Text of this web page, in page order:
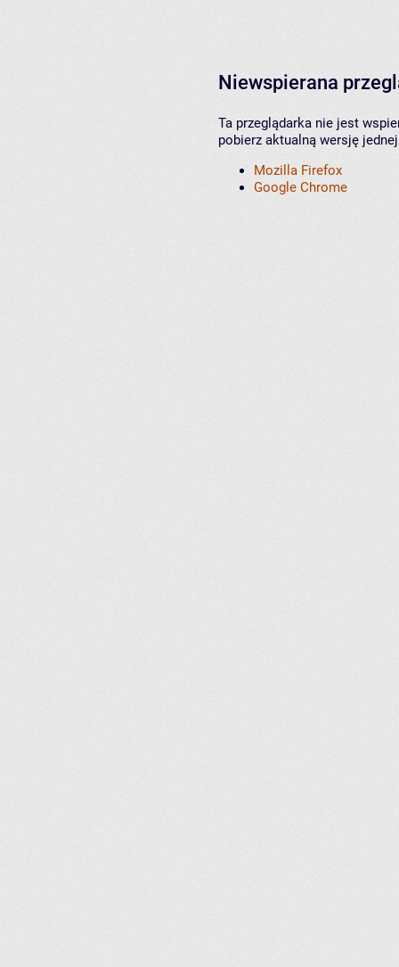
Niewspierana
Ta przeglądarka nie jest
pobierz aktualną wersję
Mozilla Firefox
Google Chrome